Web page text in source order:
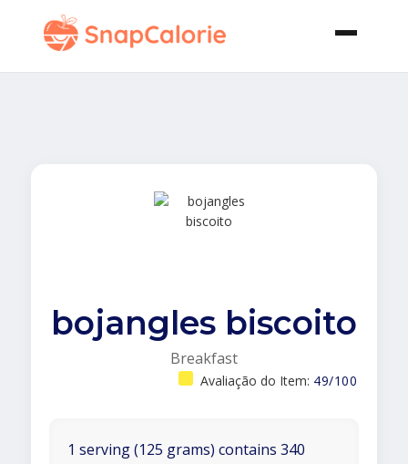
bojangles biscoito
Breakfast
Avaliação do Item: 49/100
1 serving (125 grams) contains 340